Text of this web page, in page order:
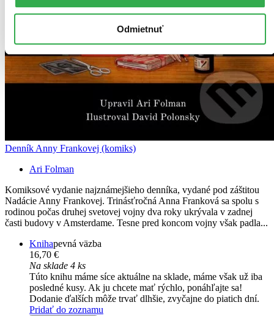
Odmietnuť
Denník Anny Frankovej (komiks)
Ari Folman
Komiksové vydanie najznámejšieho denníka, vydané pod záštitou
Nadácie Anny Frankovej. Trinásťročná Anna Franková sa spolu s
rodinou počas druhej svetovej vojny dva roky ukrývala v zadnej
časti budovy v Amsterdame. Tesne pred koncom vojny však padla...
Knihapevná väzba
16,70 €
Na sklade 4 ks
Túto knihu máme síce aktuálne na sklade, máme však už iba
posledné kusy. Ak ju chcete mať rýchlo, ponáhľajte sa!
Dodanie ďalších môže trvať dlhšie, zvyčajne do piatich dní.
Pridať do zoznamu